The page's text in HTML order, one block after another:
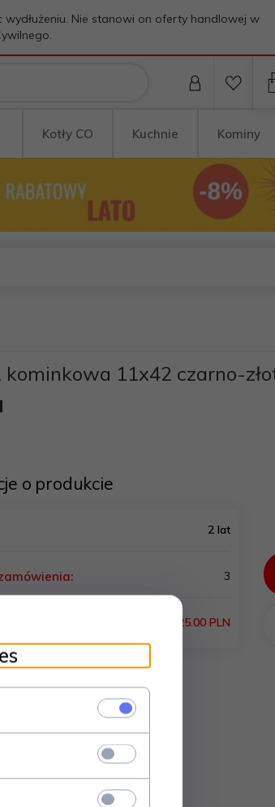
Nie stanowi on oferty handlowej w
Kotły CO Kuchnie Kominy
kominkowa 11x42 czarno-
o produkcie
2 lat
3
25.00 PLN